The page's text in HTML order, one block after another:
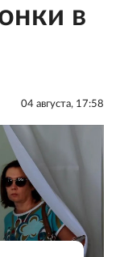
в
04 августа, 17:58